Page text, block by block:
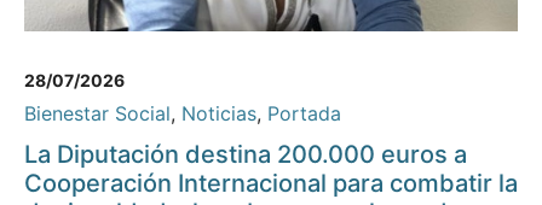
28/07/2026
Bienestar Social, Noticias, Portada
La Diputación destina 200.000 euros a
Cooperación Internacional para combatir la